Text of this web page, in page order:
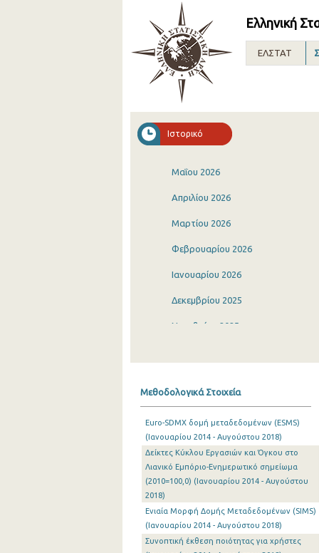
Ελληνική
ΕΛΣΤΑΤ
Ιστορικό
Μαΐου 2026
Απριλίου 2026
Μαρτίου 2026
Φεβρουαρίου 2026
Ιανουαρίου 2026
Δεκεμβρίου 2025
Νοεμβρίου 2025
Ιουλίου 2025
Ιουνίου 2025
Μαΐου 2025
Απριλίου 2025
Μαρτίου 2025
Μεθοδολογικά Στοιχεία
Euro-SDMX δομή μεταδεδομένων (ESMS)
(Ιανουαρίου 2014 - Αυγούστου 2018)
Δείκτες Κύκλου Εργασιών και Όγκου στο
Λιανικό Εμπόριο-Ενημερωτικό σημείωμα
(2010=100,0) (Ιανουαρίου 2014 - Αυγούστου
2018)
Ενιαία Μορφή Δομής Μεταδεδομένων (SIMS)
(Ιανουαρίου 2014 - Αυγούστου 2018)
Συνοπτική έκθεση ποιότητας για χρήστες